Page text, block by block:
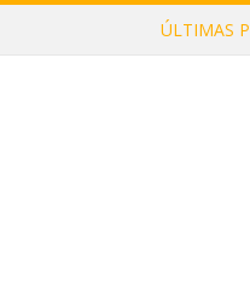
ÚLTIMAS